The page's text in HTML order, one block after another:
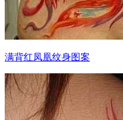
满背红凤凰纹身图案